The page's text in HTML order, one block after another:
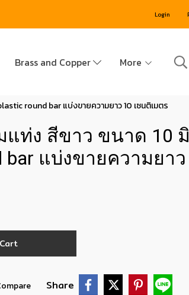
Login
Brass and Copper More
round bar แบ่งขายความยาว 10 เซนติเมตร
ท่ง สีขาว ขนาด 10
bar แบ่งขายความยาว
Share